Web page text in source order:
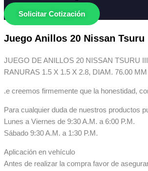
Solicitar Cotización
Juego Anillos 20 Nissan Tsuru
JUEGO DE ANILLOS 20 NISSAN TSURU
RANURAS 1.5 X 1.5 X 2.8, DIAM. 76.00 MM
.e creemos firmemente que la honestidad,
Para cualquier duda de nuestros productos
Lunes a Viernes de 9:30 A.M. a 6:00 P.M.
Sábado 9:30 A.M. a 1:30 P.M.
Aplicación en vehículo
Antes de realizar la compra favor de